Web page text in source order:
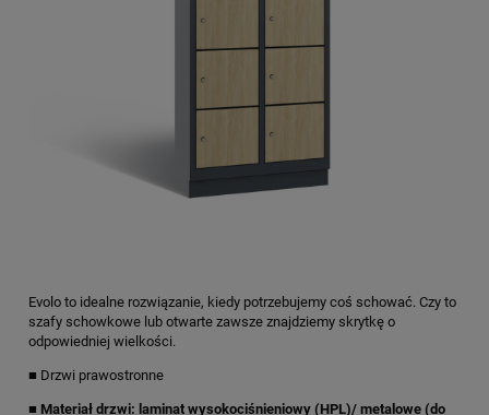
Evolo to idealne rozwiązanie, kiedy potrzebujemy coś schować. Czy to
szafy schowkowe lub otwarte zawsze znajdziemy skrytkę o
odpowiedniej wielkości.
■ Drzwi prawostronne
■ Materiał drzwi: laminat wysokociśnieniowy (HPL)/ metalowe (do